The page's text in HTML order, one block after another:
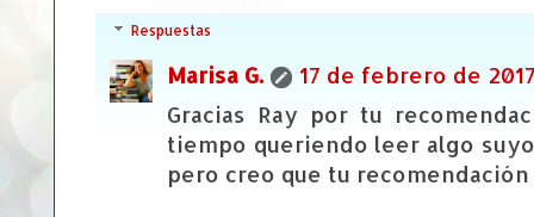
Respuestas
Marisa G.
17 de febrero de
Gracias Ray por tu
tiempo queriendo leer algo
pero creo que tu recomendación